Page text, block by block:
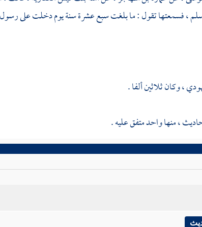
، فسمعتها تقول : ما بلغت سبع عشرة سنة يوم دخلت على رسول
، وكان ثلاثين ألفا .
، منها واحد متفق عليه .